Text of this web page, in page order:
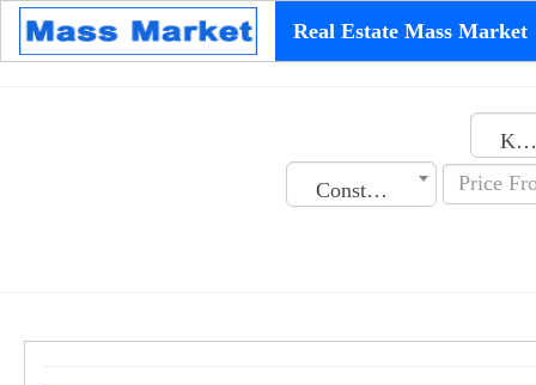
Real Estate Mass Market
Kuwait
Construction Date